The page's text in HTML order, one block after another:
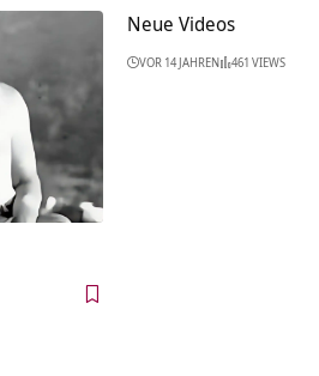
Neue Videos
VOR 14 JAHREN 461 VIEWS